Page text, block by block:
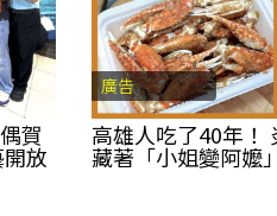
賀
放
廣告
高雄人吃了40年！
藏著「小姐變阿嬤